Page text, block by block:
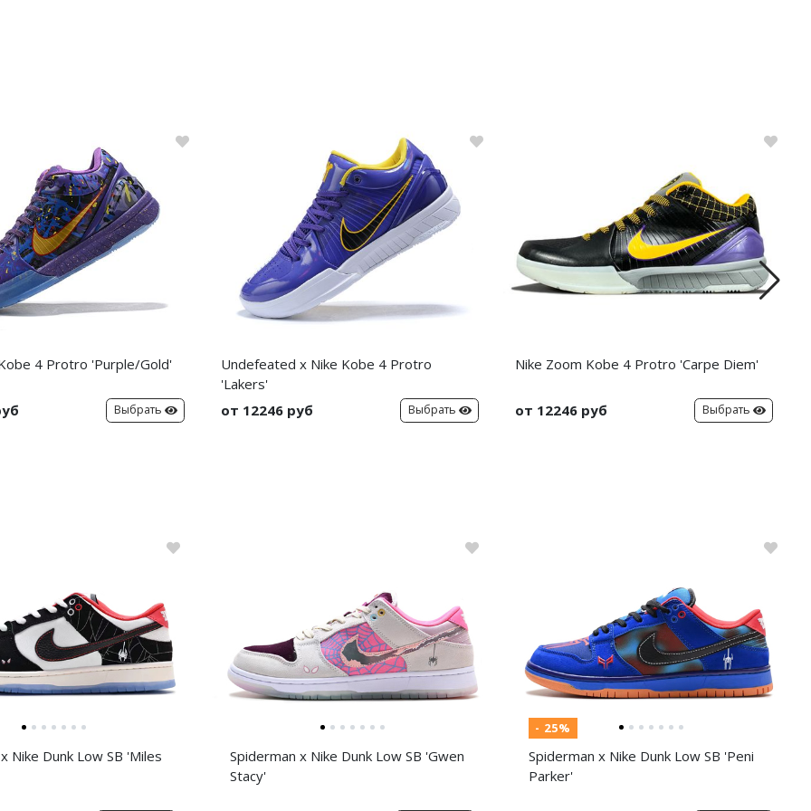
4 Protro 'Purple/Gold'
Выбрать
Undefeated x Nike Kobe 4 Protro
'Lakers'
от 12246 руб
Выбрать
Nike Zoom Kobe 4 Protro 'Carpe Diem'
от 12246 руб Выбрать
Nike Dunk Low SB 'Miles
Spiderman x Nike Dunk Low SB 'Gwen
Stacy'
- 25%
Spiderman x Nike Dunk Low SB 'Peni
Parker'